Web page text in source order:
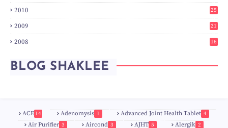
2010
25
0
2009
21
2008
16
BLOG SHAKLEE
ACE 14 Adenomysis 1 Advanced Joint Health Tablet 4
Air Purifier 3 Aircond 3 AJHT 5 Alergik 2